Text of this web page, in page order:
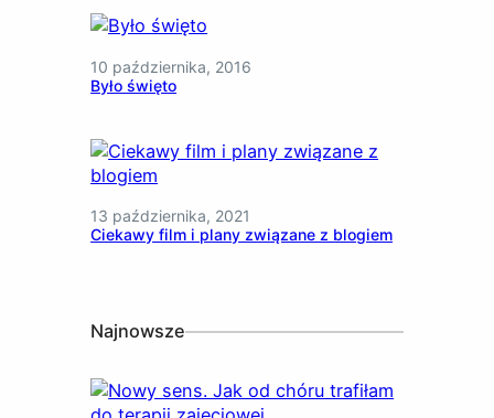
10 października, 2016
Było święto
13 października, 2021
Ciekawy film i plany związane z blogiem
Najnowsze